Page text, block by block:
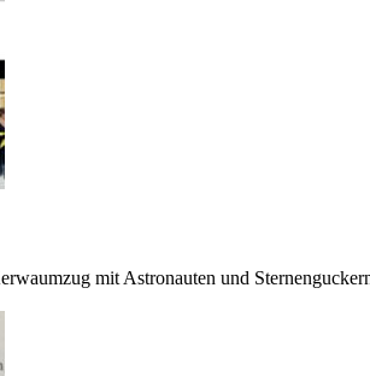
mit Astronauten und